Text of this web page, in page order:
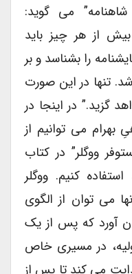
می گوید:
از هر چیز باید
را بشناسد و بر
تنها در این صورت
در اینجا در
می توانیم از
ووگلر” در کتاب
کنیم. ووگلر
می توان از الگوی
آورد که پس از یک
در مسیری خاص
می کند تا پس از